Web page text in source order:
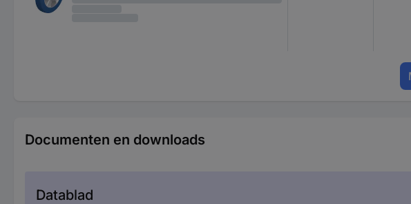
Documenten en downloads
Datablad